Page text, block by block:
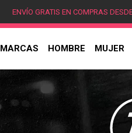
ENVÍO GRATIS EN COMPRAS
MARCAS HOMBRE MUJER
2.